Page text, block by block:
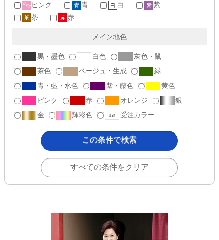
ピンク 青 白
紫
茶
赤
メイン地色
黒・墨色 白色
灰色・鼠
茶色
ベージュ・生成
緑
青・藍・水色
紫・藤色
黄色
ピンク
赤 オレンジ
銀
金
輝彩色 受注カラー